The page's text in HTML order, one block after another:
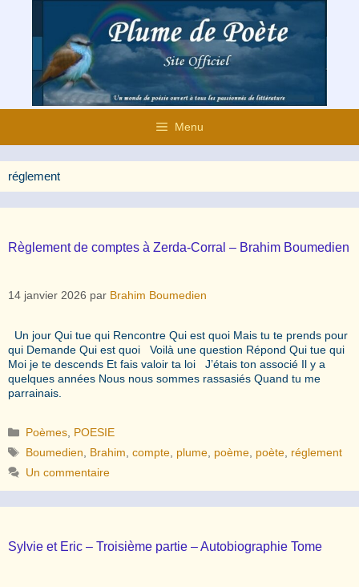
contenu
Menu
réglement
Règlement de comptes à Zerda-Corral – Brahim Boumedien
14 janvier 2026 par Brahim Boumedien
Un jour Qui tue qui Rencontre Qui est quoi Mais tu te prends pour
qui Demande Qui est quoi Voilà une question Répond Qui tue qui
Moi je te descends Et fais valoir ta loi J’étais ton associé Il y a
quelques années Nous nous sommes rassasiés Quand tu me
parrainais.
Catégories
Poèmes POESIE
Étiquettes
Boumedien Brahim ,compte plume poème poète réglement
Un commentaire
Sylvie et Eric – Troisième partie – Autobiographie Tome